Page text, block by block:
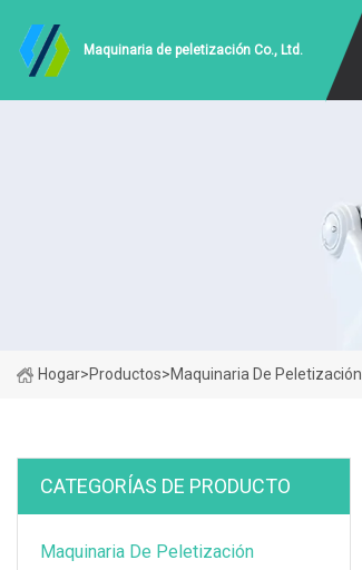
Maquinaria de peletización Co., Ltd.
Hogar>Productos>Maquinaria De Peletización
CATEGORÍAS DE PRODUCTO
Maquinaria De Peletización